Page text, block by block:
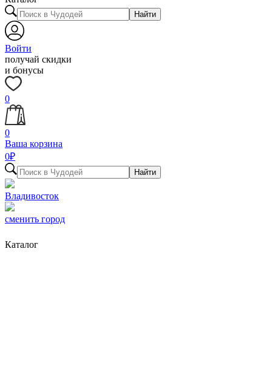
Найти
Войти
получай скидки
и бонусы
0
0
Ваша корзина
0₽
Найти
Владивосток
сменить город
Каталог